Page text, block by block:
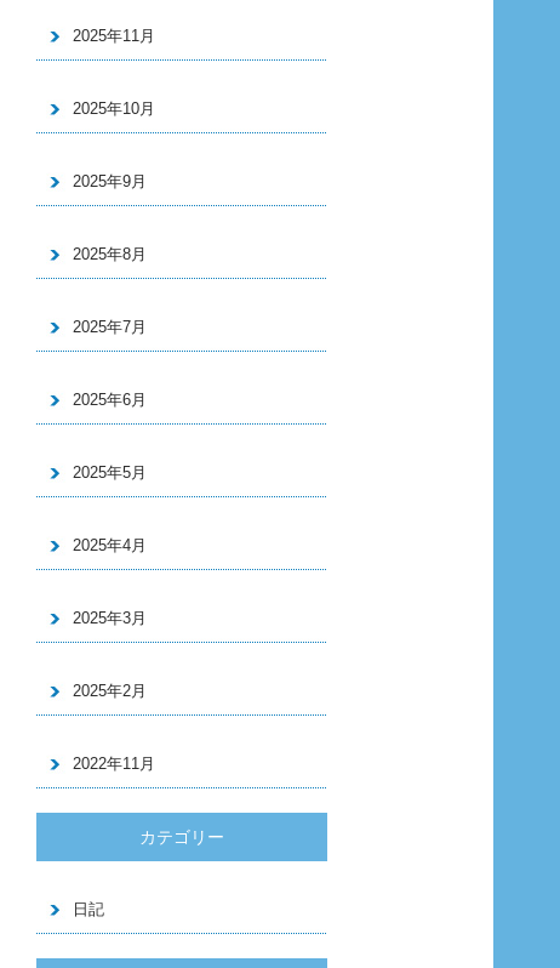
2025年11月
2025年10月
2025年9月
2025年8月
2025年7月
2025年6月
2025年5月
2025年4月
2025年3月
2025年2月
2022年11月
カテゴリー
日記